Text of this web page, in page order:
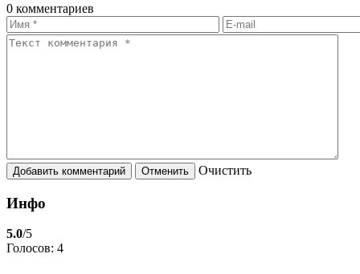
0 комментариев
Oчистить
Инфо
5.0/5
Голосов: 4